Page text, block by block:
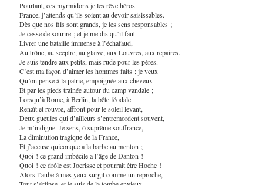
Pourtant, ces myrmidons je les rêve héros.
France, j’attends qu’ils soient au devoir saisissables.
Dès que nos fils sont grands, je les sens responsables ;
Je cesse de sourire ; et je me dis qu’il faut
Livrer une bataille immense à l’échafaud,
Au trône, au sceptre, au glaive, aux Louvres, aux repaires.
Je suis tendre aux petits, mais rude pour les pères.
C’est ma façon d’aimer les hommes faits ; je veux
Qu’on pense à la patrie, empoignée aux cheveux
Et par les pieds traînée autour du camp vandale ;
Lorsqu’à Rome, à Berlin, la bête féodale
Renaît et rouvre, affront pour le soleil levant,
Deux gueules qui d’ailleurs s’entremordent souvent,
Je m’indigne. Je sens, ô suprême souffrance,
La diminution tragique de la France,
Et j’accuse quiconque a la barbe au menton ;
Quoi ! ce grand imbécile a l’âge de Danton !
Quoi ! ce drôle est Jocrisse et pourrait être Hoche !
Alors l’aube à mes yeux surgit comme un reproche,